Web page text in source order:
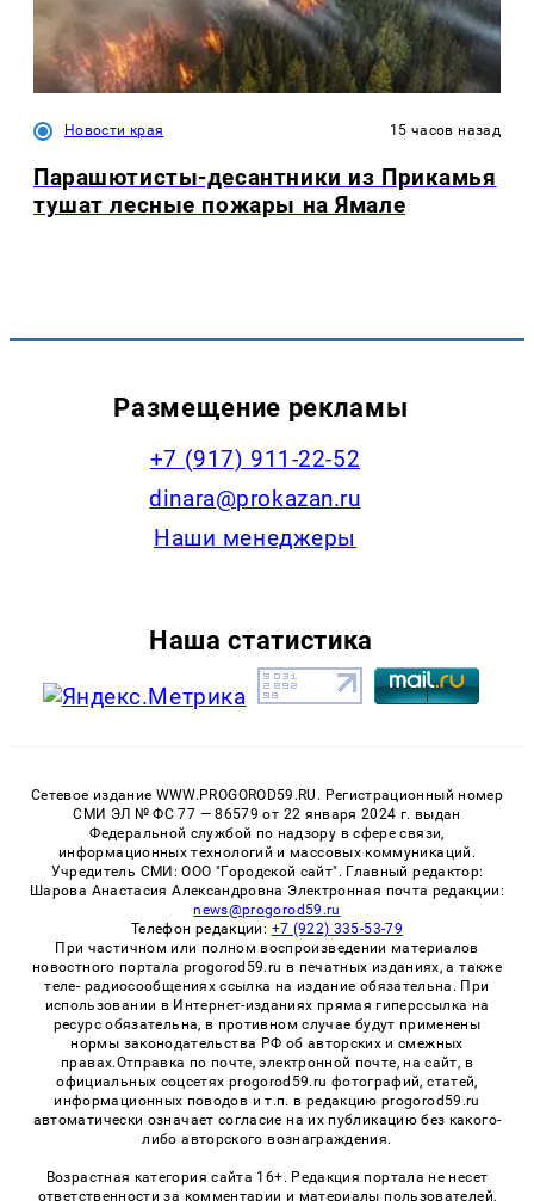
Новости края 15 часов назад
Парашютисты-десантники из Прикамья
тушат лесные пожары на Ямале
Размещение рекламы
+7 (917) 911-22-52
dinara@prokazan.ru
Наши менеджеры
Наша статистика
Сетевое издание WWW.PROGOROD59.RU. Регистрационный номер
СМИ ЭЛ № ФС 77 — 86579 от 22 января 2024 г. выдан
Федеральной службой по надзору в сфере связи,
информационных технологий и массовых коммуникаций.
Учредитель СМИ: ООО "Городской сайт". Главный редактор:
Шарова Анастасия Александровна Электронная почта редакции:
news@progorod59.ru
Телефон редакции: +7 (922) 335-53-79
При частичном или полном воспроизведении материалов
новостного портала progorod59.ru в печатных изданиях, а также
теле- радиосообщениях ссылка на издание обязательна. При
использовании в Интернет-изданиях прямая гиперссылка на
ресурс обязательна, в противном случае будут применены
нормы законодательства РФ об авторских и смежных
правах.Отправка по почте, электронной почте, на сайт, в
официальных соцсетях progorod59.ru фотографий, статей,
информационных поводов и т.п. в редакцию progorod59.ru
автоматически означает согласие на их публикацию без какого-
либо авторского вознаграждения.
Возрастная категория сайта 16+. Редакция портала не несет
ответственности за комментарии и материалы пользователей,